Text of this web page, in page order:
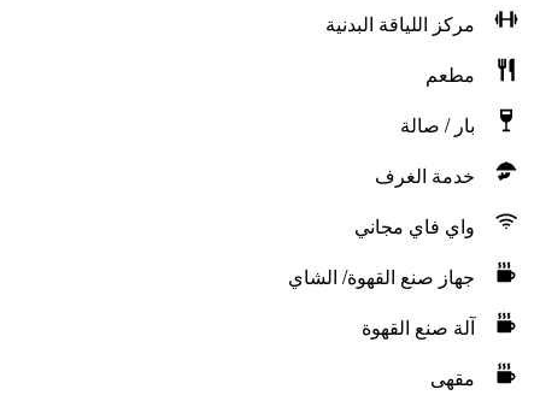
مركز اللياقة البدنية
مطعم
بار / صالة
خدمة الغرف
واي فاي مجاني
جهاز صنع القهوة/ الشاي
آلة صنع القهوة
مقهى